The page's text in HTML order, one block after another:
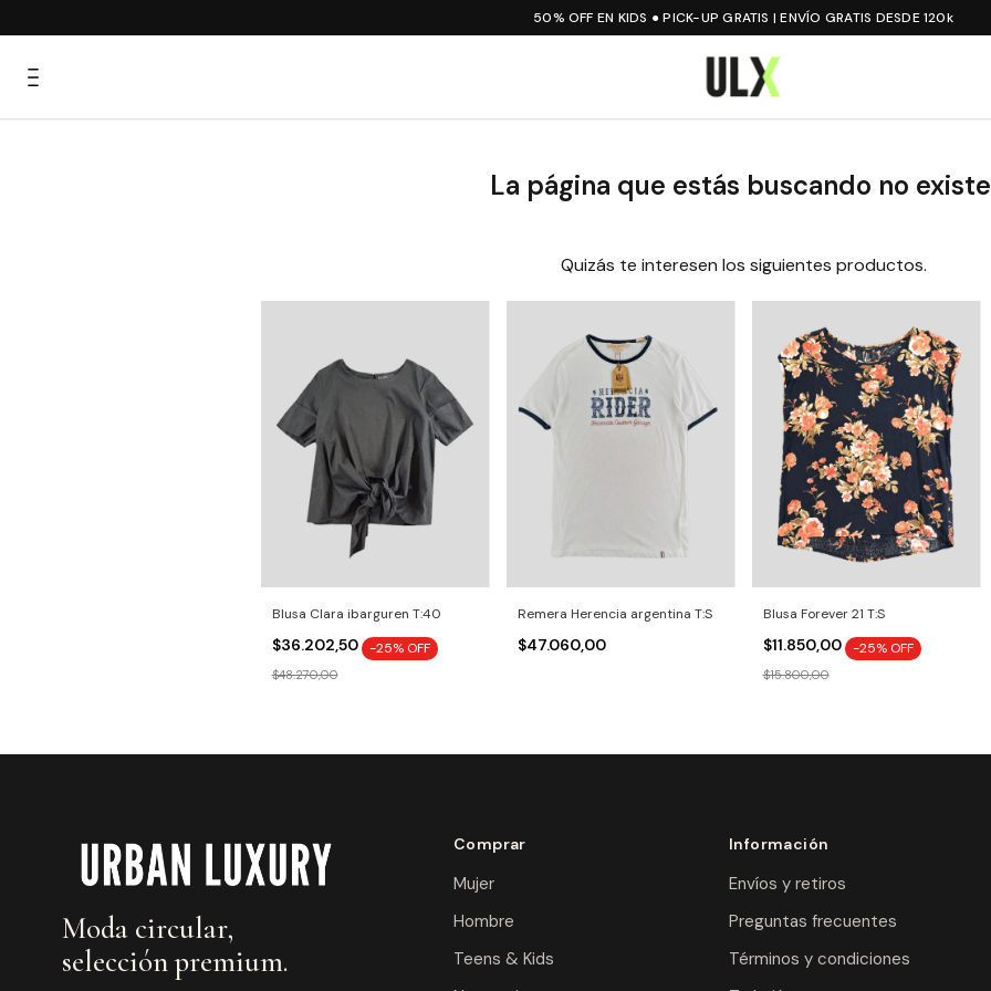
50% OFF EN KIDS ● PICK-UP GRATIS | ENVÍO GRATIS DESDE 120k
La página que estás buscando no
Quizás te interesen los siguientes productos.
Blusa Clara ibarguren T:40
$36.202,50 -25% OFF
$48.270,00
Remera Herencia argentina T:S
$47.060,00
Blusa Forever 21 T:S
$11.850,00 -25% OFF
$15.800,00
Moda circular,
selección premium.
Comprar
Mujer
Hombre
Teens & Kids
Información
Envíos y retiros
Preguntas frecuentes
Términos y condiciones